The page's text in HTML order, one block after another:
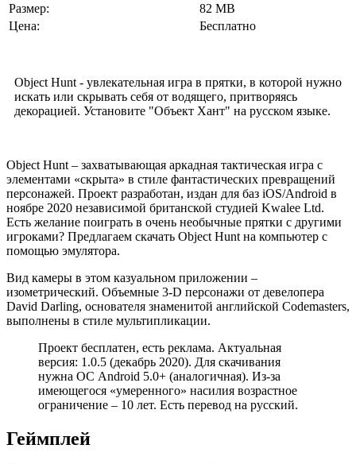
Размер:
82 MB
Цена:
Бесплатно
Object Hunt - увлекательная игра в прятки, в которой нужно
искать или скрывать себя от водящего, притворяясь
декорацией. Установите "Объект Хант" на русском языке.
Object Hunt – захватывающая аркадная тактическая игра с
элементами «скрыта» в стиле фантастических превращений
персонажей. Проект разработан, издан для баз iOS/Android в
ноябре 2020 независимой британской студией Kwalee Ltd.
Есть желание поиграть в очень необычные прятки с другими
игроками? Предлагаем скачать Object Hunt на компьютер с
помощью эмулятора.
Вид камеры в этом казуальном приложении –
изометрический. Объемные 3-D персонажи от девелопера
David Darling, основателя знаменитой английской Codemasters,
выполнены в стиле мультипликации.
Проект бесплатен, есть реклама. Актуальная
версия: 1.0.5 (декабрь 2020). Для скачивания
нужна ОС Android 5.0+ (аналогичная). Из-за
имеющегося «умеренного» насилия возрастное
ограничение – 10 лет. Есть перевод на русский.
Геймплей